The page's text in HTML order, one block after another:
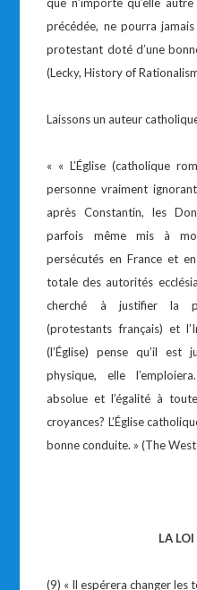
précédée, ne pourra
protestant doté d’une
(Lecky, History of
Laissons un auteur
« « L’Église (catholique
personne vraiment
après Constantin, les
parfois même mis à
persécutés en France et
totale des autorités
cherché à justifier la
(protestants français) et
(l’Église) pense qu’il est
physique, elle
absolue et l’égalité à
croyances? L’Église
bonne conduite. » (The
LA LOI
(9) « Il espérera changer les